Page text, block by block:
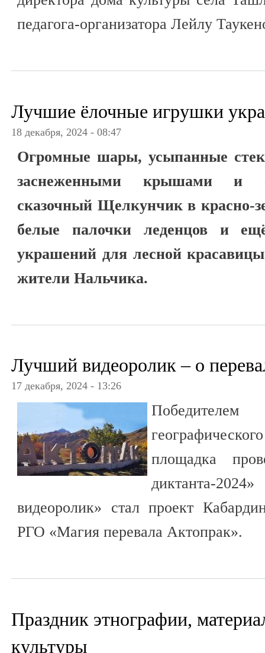
педагога-организатора Лейлу
Лучшие ёлочные игрушки
18 декабря, 2024 - 08:47
Огромные шары, усыпанные
заснеженными крышами и
сказочный Щелкунчик в красно-
белые палочки леденцов и
украшений для лесной
жители Нальчика.
Лучший видеоролик – о
17 декабря, 2024 - 13:26
площадка
диктанта-
видеоролик» стал проект
РГО «Магия перевала Актопрак».
Праздник этнографии,
культуры